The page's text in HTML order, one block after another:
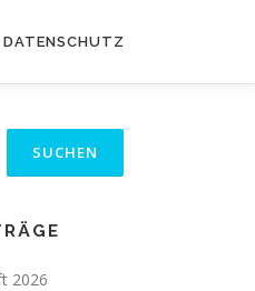
DATENSCHUTZ
2026